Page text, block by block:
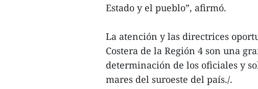
Estado y el pueblo”, afirmó.
La atención y las directrices
Costera de la Región 4 son una
determinación de los oficiales y
mares del suroeste del país./.